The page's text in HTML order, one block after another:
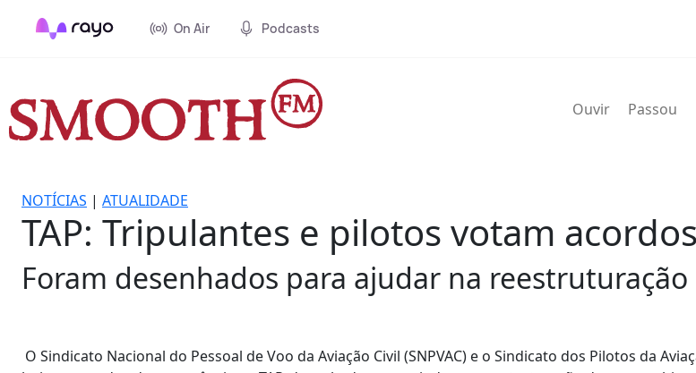
On Air Podcasts
Ouvir Passou
NOTÍCIAS | ATUALIDADE
TAP: Tripulantes e pilotos votam
Foram desenhados para ajudar na
O Sindicato Nacional do Pessoal de Voo da Aviação Civil (SNPVAC) e o Sindicato dos Pilotos da